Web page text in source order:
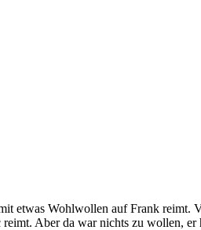
etwas Wohlwollen auf Frank reimt.
Aber da war nichts zu wollen, er